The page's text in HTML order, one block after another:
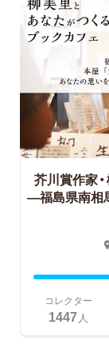
芥川賞作家
―福島県南相
コレクター
1447 人